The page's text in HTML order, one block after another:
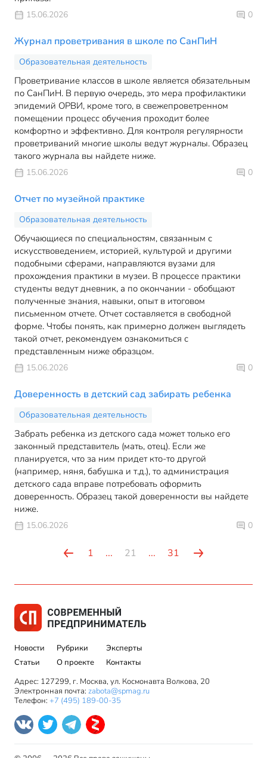
15.06.2026 0
Журнал проветривания в школе по СанПиН
Образовательная деятельность
Проветривание классов в школе является обязательным
по СанПиН. В первую очередь, это мера профилактики
эпидемий ОРВИ, кроме того, в свежепроветренном
помещении процесс обучения проходит более
комфортно и эффективно. Для контроля регулярности
проветриваний многие школы ведут журналы. Образец
такого журнала вы найдете ниже.
15.06.2026 0
Отчет по музейной практике
Образовательная деятельность
Обучающиеся по специальностям, связанным с
искусствоведением, историей, культурой и другими
подобными сферами, направляются вузами для
прохождения практики в музеи. В процессе практики
студенты ведут дневник, а по окончании - обобщают
полученные знания, навыки, опыт в итоговом
письменном отчете. Отчет составляется в свободной
форме. Чтобы понять, как примерно должен выглядеть
такой отчет, рекомендуем ознакомиться с
представленным ниже образцом.
15.06.2026 0
Доверенность в детский сад забирать ребенка
Образовательная деятельность
Забрать ребенка из детского сада может только его
законный представитель (мать, отец). Если же
планируется, что за ним придет кто-то другой
(например, няня, бабушка и т.д.), то администрация
детского сада вправе потребовать оформить
доверенность. Образец такой доверенности вы найдете
ниже.
15.06.2026 0
1 ... 21 ... 31
Новости
Статьи
Рубрики
О проекте
Эксперты
Контакты
Адрес: 127299, г. Москва, ул. Космонавта Волкова, 20
Электронная почта: zabota@spmag.ru
Телефон: +7 (495) 189-00-35